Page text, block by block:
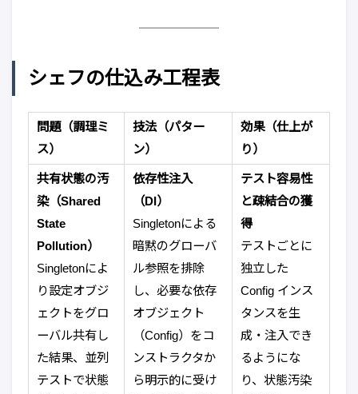
シェフの仕込み工程表
問題（調理ミ
ス）
技法（パター
ン）
効果（仕上が
り）
共有状態の汚
染（Shared
State
Pollution）
Singletonによ
り設定オブジ
ェクトをグロ
ーバル共有し
た結果、並列
テストで状態
依存性注入
（DI）
Singletonによる
暗黙のグローバ
ル参照を排除
し、必要な依存
オブジェクト
（Config）をコ
ンストラクタか
ら明示的に受け
テスト容易性
と疎結合の獲
得
テストごとに
独立した
Config インス
タンスを生
成・注入でき
るようにな
り、状態汚染